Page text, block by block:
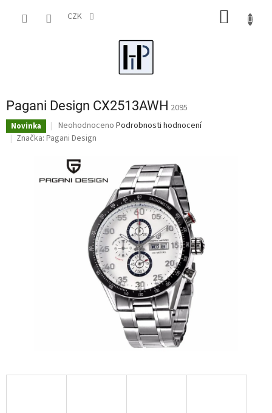
CZK
Pagani Design CX2513AWH 2095
Novinka
Průměrné
hodnocení
0,0
z
Neohodnoceno Podrobnosti hodnocení
Značka: Pagani Design